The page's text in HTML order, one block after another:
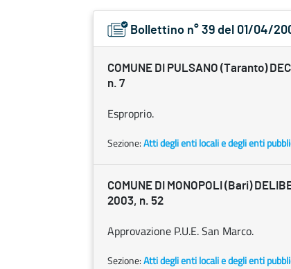
Bollettino n° 39 del 01/04/
COMUNE DI PULSANO (Taranto)
n. 7
Esproprio.
Sezione:Atti degli enti locali e degli enti
COMUNE DI MONOPOLI (Bari)
2003, n. 52
Approvazione P.U.E. San Marco.
Sezione:Atti degli enti locali e degli enti